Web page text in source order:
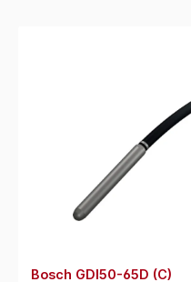
Bosch GDI50-65D (C)